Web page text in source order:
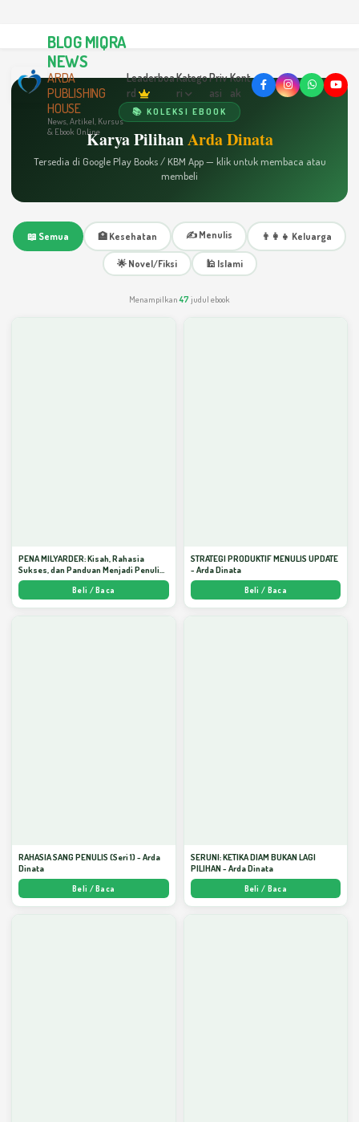
BLOG MIQRA
NEWS
ARDA
PUBLISHING
HOUSE
News, Artikel, Kursus
& Ebook Online
Leaderboa
rd
Katego
ri
Priv
asi
Kont
ak
📚 KOLEKSI EBOOK
Karya PilihanArda Dinata
Tersedia di Google Play Books / KBM App — klik untuk membaca atau
membeli
📖 Semua 🏥 Kesehatan ✍️ Menulis 👨‍👩‍👧 Keluarga
🌟 Novel/Fiksi 🕌 Islami
Menampilkan47 judul ebook
PENA MILYARDER: Kisah, Rahasia
Sukses, dan Panduan Menjadi Penulis 1
Milyar di KBM App dari Nol - Arda Dinata
Beli / Baca
STRATEGI PRODUKTIF MENULIS UPDATE
- Arda Dinata
Beli / Baca
RAHASIA SANG PENULIS (Seri 1) - Arda
Dinata
Beli / Baca
SERUNI: KETIKA DIAM BUKAN LAGI
PILIHAN - Arda Dinata
Beli / Baca